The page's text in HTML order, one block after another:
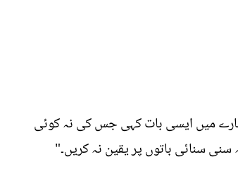
بارے میں ایسی بات کہی جس کی نہ کوئی
سنائی باتوں پر یقین نہ کریں۔"